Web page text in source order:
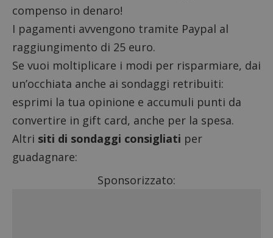
compenso in denaro!
I pagamenti avvengono tramite Paypal al
raggiungimento di 25 euro.
Se vuoi moltiplicare i modi per risparmiare, dai
un’occhiata anche ai sondaggi retribuiti:
esprimi la tua opinione e accumuli punti da
convertire in gift card, anche per la spesa.
Altri siti di sondaggi consigliati per
guadagnare:
Sponsorizzato: